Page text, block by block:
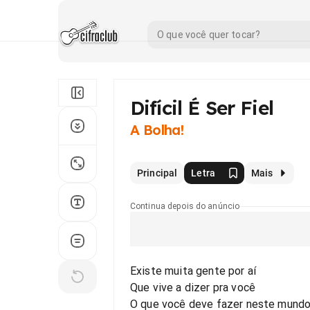
Difícil É Ser Fiel
A Bolha!
Principal Letra Mais
Continua depois do anúncio
Existe muita gente por aí
Que vive a dizer pra você
O que você deve fazer neste